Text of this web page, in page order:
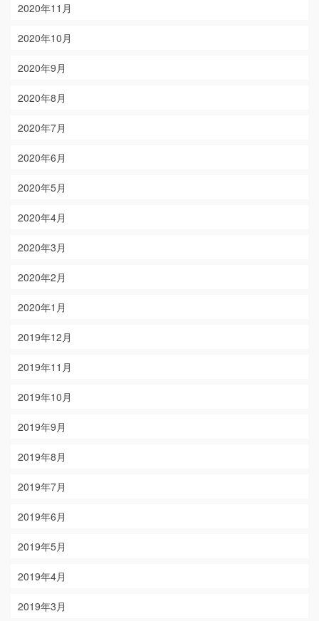
2020年11月
2020年10月
2020年9月
2020年8月
2020年7月
2020年6月
2020年5月
2020年4月
2020年3月
2020年2月
2020年1月
2019年12月
2019年11月
2019年10月
2019年9月
2019年8月
2019年7月
2019年6月
2019年5月
2019年4月
2019年3月